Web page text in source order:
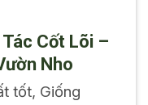
Cốt Lõi –
Nho
tốt, Giống